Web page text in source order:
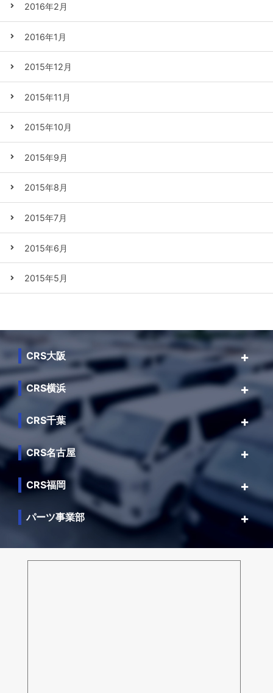
2016年2月
2016年1月
2015年12月
2015年11月
2015年10月
2015年9月
2015年8月
2015年7月
2015年6月
2015年5月
CRS大阪
CRS横浜
CRS千葉
CRS名古屋
CRS福岡
パーツ事業部